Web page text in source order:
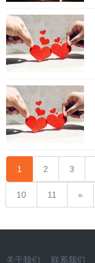
1 2 3
10 11
关于我们 联系我们